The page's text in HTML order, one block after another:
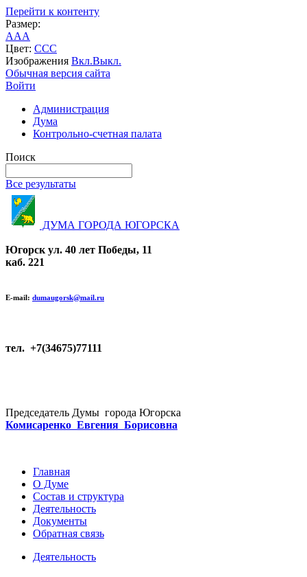
Перейти к контенту
Размер:
AAA
Цвет: CCC
Изображения Вкл.Выкл.
Обычная версия сайта
Войти
Администрация
Дума
Контрольно-счетная палата
Поиск
Все результаты
ДУМА ГОРОДА ЮГОРСКА
Югорск ул. 40 лет Победы, 11
каб. 221
E-mail: dumaugorsk@mail.ru
тел. +7(34675)77111
Председатель Думы города Югорска
Комисаренко Евгения Борисовна
Главная
О Думе
Состав и структура
Деятельность
Документы
Обратная связь
Деятельность